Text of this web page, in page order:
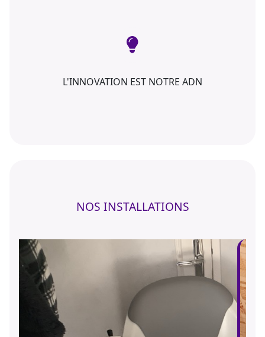
L'INNOVATION EST NOTRE ADN
NOS INSTALLATIONS